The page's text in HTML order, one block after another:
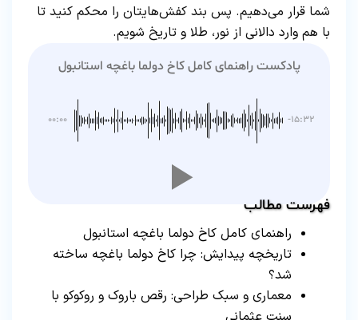
شما قرار می‌دهیم. پس بند کفش‌هایتان را محکم کنید تا
با هم وارد دالانی از نور، طلا و تاریخ شویم.
پادکست راهنمای کامل کاخ دولما باغچه استانبول
۰۰:۰۰ -۱۵:۳۲
فهرست مطالب
راهنمای کامل کاخ دولما باغچه استانبول
تاریخچه پیدایش: چرا کاخ دولما باغچه ساخته
شد؟
معماری و سبک طراحی: رقص باروک و روکوکو با